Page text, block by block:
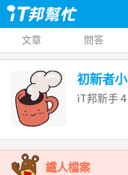
文章 問答
初新者
iT邦新手4
鐵人檔案